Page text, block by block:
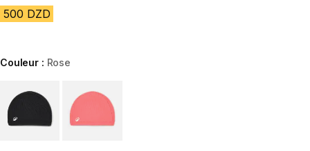
500 DZD
Couleur : Rose
Choose a variant